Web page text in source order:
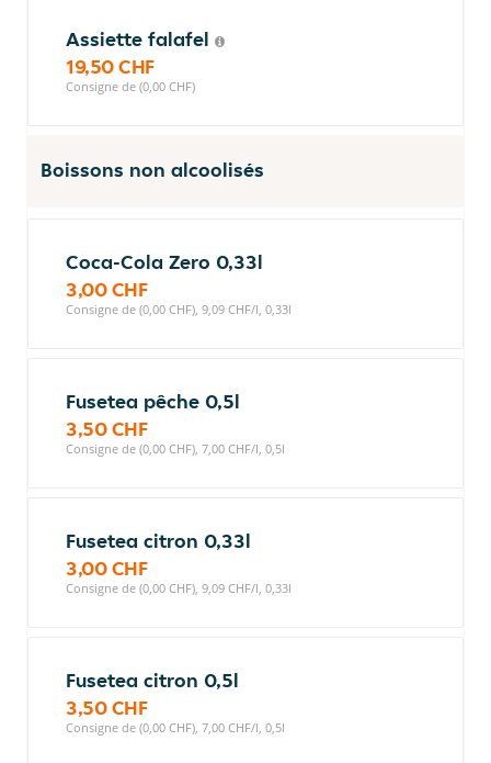
Assiette falafel
19,50 CHF
Consigne de (0,00 CHF)
Boissons non alcoolisés
Coca-Cola Zero 0,33l
3,00 CHF
Consigne de (0,00 CHF), 9,09 CHF/l, 0,33l
Fusetea pêche 0,5l
3,50 CHF
Consigne de (0,00 CHF), 7,00 CHF/l, 0,5l
Fusetea citron 0,33l
3,00 CHF
Consigne de (0,00 CHF), 9,09 CHF/l, 0,33l
Fusetea citron 0,5l
3,50 CHF
Consigne de (0,00 CHF), 7,00 CHF/l, 0,5l